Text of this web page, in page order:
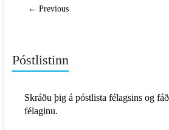
← Previous
Póstlistinn
Skráðu þig á póstlista félagsins og
félaginu.